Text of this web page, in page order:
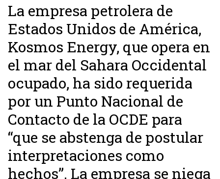
La empresa petrolera de
Estados Unidos de América,
Kosmos Energy, que opera en
el mar del Sahara Occidental
ocupado, ha sido requerida
por un Punto Nacional de
Contacto de la OCDE para
“que se abstenga de postular
interpretaciones como
hechos”. La empresa se niega